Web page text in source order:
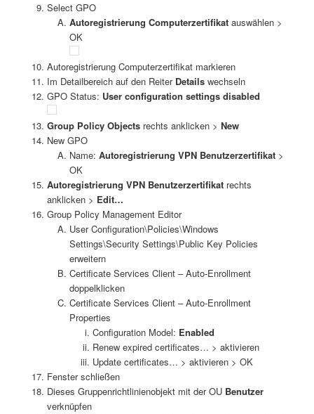
Select GPO
Autoregistrierung Computerzertifikat auswählen >
OK
Autoregistrierung Computerzertifikat markieren
Im Detailbereich auf den Reiter Detailswechseln
GPO Status: User configuration settings disabled
Group Policy Objectsrechts anklicken > New
New GPO
Name:Autoregistrierung VPN Benutzerzertifikat >
OK
Autoregistrierung VPN Benutzerzertifikatrechts
anklicken > Edit…
Group Policy Management Editor
User Configuration\Policies\Windows
Settings\Security Settings\Public Key Policies
erweitern
Certificate Services Client – Auto-Enrollment
doppelklicken
Certificate Services Client – Auto-Enrollment
Properties
Configuration Model: Enabled
Renew expired certificates… > aktivieren
Update certificates… > aktivieren > OK
Fenster schließen
Dieses Gruppenrichtlinienobjekt mit der OU Benutzer
verknüpfen